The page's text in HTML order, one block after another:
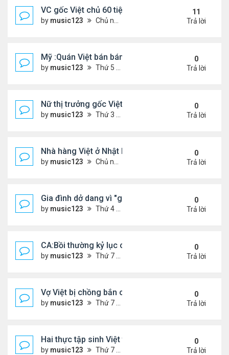
VC gốc Việt chủ 60 tiệm nail trốn thuế $32 triệu
by music123 Chủ nhật Tháng 6 07, 2026 9:21 am
11
Trả lời
Mỹ :Quán Việt bán bánh mì chảo, cà phê mắm
by music123 Thứ 5 Tháng 6 11, 2026 7:57 pm
0
Trả lời
Nữ thị trưởng gốc Việt đầu tiên ở Mỹ tái đắc cử
by music123 Thứ 3 Tháng 6 09, 2026 6:23 pm
0
Trả lời
Nhà hàng Việt ở Nhật bốc cháy dữ dội
by music123 Chủ nhật Tháng 6 07, 2026 9:04 am
0
Trả lời
Gia đình dở dang vì "giấc mơ Mỹ"
by music123 Thứ 4 Tháng 6 03, 2026 6:34 pm
0
Trả lời
CA:Bồi thường kỷ lục cho gia đình gốc Việt ...
by music123 Thứ 7 Tháng 5 30, 2026 5:26 pm
0
Trả lời
Vợ Việt bị chồng bắn chết ở Ba Lan, để lại 2 con
by music123 Thứ 7 Tháng 5 30, 2026 5:09 pm
0
Trả lời
Hai thực tập sinh Việt tử vong thương tâm
by music123 Thứ 7 Tháng 5 30, 2026 5:02 pm
0
Trả lời